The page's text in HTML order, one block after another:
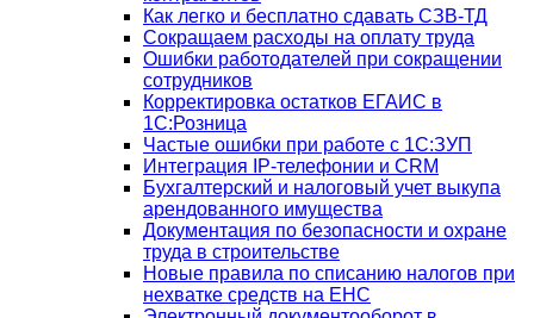
Как легко и бесплатно сдавать СЗВ-ТД
Сокращаем расходы на оплату труда
Ошибки работодателей при сокращении
сотрудников
Корректировка остатков ЕГАИС в
1С:Розница
Частые ошибки при работе с 1С:ЗУП
Интеграция IP-телефонии и CRM
Бухгалтерский и налоговый учет выкупа
арендованного имущества
Документация по безопасности и охране
труда в строительстве
Новые правила по списанию налогов при
нехватке средств на ЕНС